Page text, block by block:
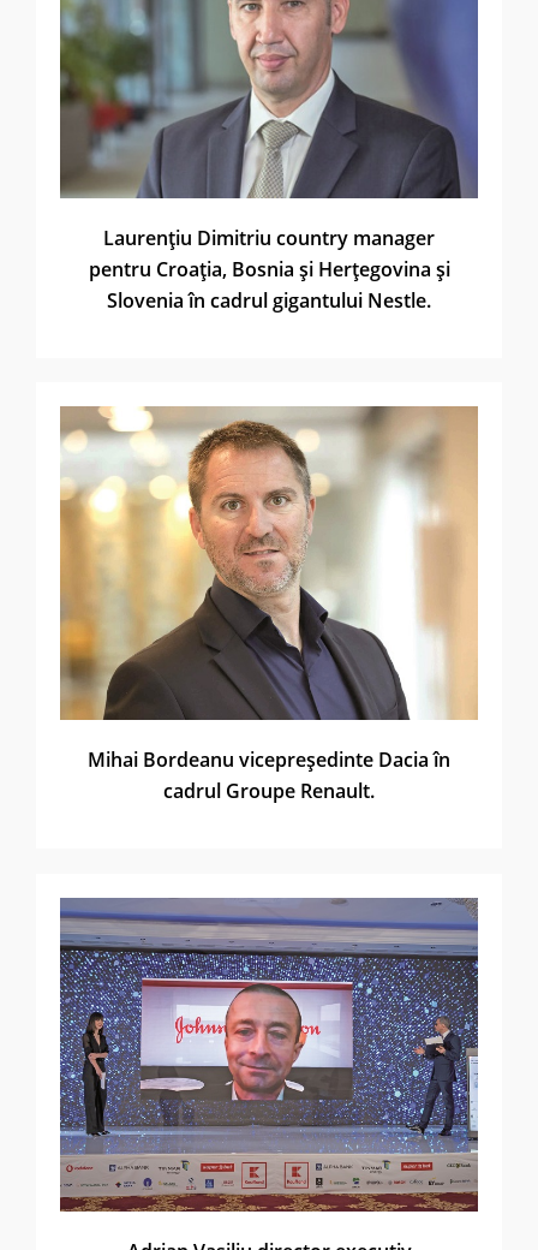
Laurenţiu Dimitriu country manager
pentru Croaţia, Bosnia şi Herţegovina şi
Slovenia în cadrul gigantului Nestle.
Mihai Bordeanu vicepreşedinte Dacia în
cadrul Groupe Renault.